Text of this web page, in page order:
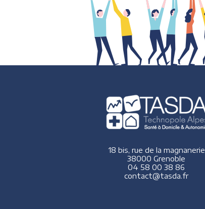
18 bis, rue de la magnanerie
38000 Grenoble
04 58 00 38 86
contact@tasda.fr